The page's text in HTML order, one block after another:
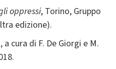
oppressi, Torino, Gruppo
edizione).
, a cura di F. De Giorgi e M.